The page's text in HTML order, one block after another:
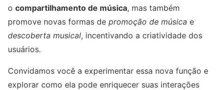
o compartilhamento de música, mas também
promove novas formas de promoção de música e
descoberta musical, incentivando a criatividade dos
usuários.
Convidamos você a experimentar essa nova função e
explorar como ela pode enriquecer suas interações